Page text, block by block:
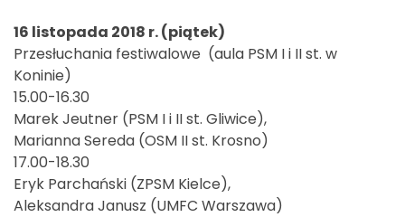
16 listopada 2018 r. (piątek)
Przesłuchania festiwalowe (aula PSM I i II st. w
Koninie)
15.00-16.30
Marek Jeutner (PSM I i II st. Gliwice),
Marianna Sereda (OSM II st. Krosno)
17.00-18.30
Eryk Parchański (ZPSM Kielce),
Aleksandra Janusz (UMFC Warszawa)